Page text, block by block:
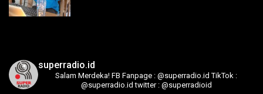
superradio.id
Salam Merdeka! FB Fanpage : @superradio.id TikTok :
@superradio.id twitter : @superradioid